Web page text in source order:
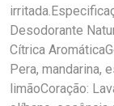
Desodorante
Cítrica
Pera, mandarina,
limãoCoração: